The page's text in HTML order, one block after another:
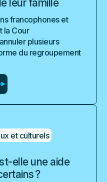
leur famille
francophones et
la Cour
plusieurs
du regroupement
et culturels
elle une aide
?